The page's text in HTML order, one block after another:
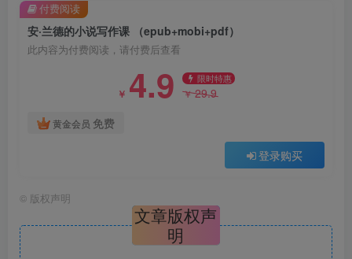
安·兰德的小说写作课 （epub+mobi+pdf）
此内容为付费阅读，请付费后查看
￥ 4.9 限时特惠
￥29.9
黄金会员 免费
登录购买
付费阅读
© 版权声明
文章版权声
明